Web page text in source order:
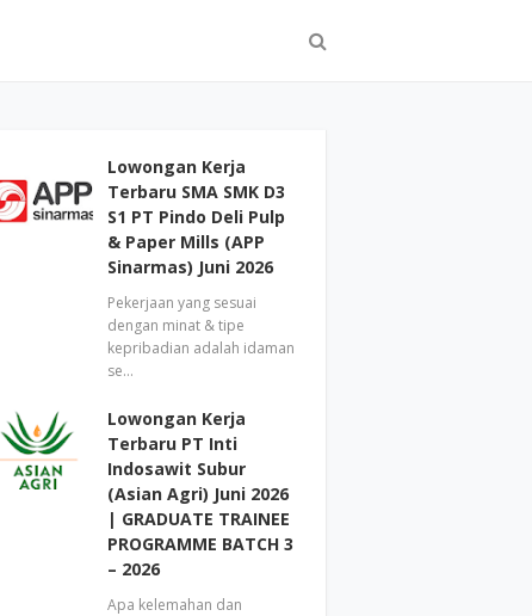
Lowongan Kerja
Terbaru SMA SMK D3
S1 PT Pindo Deli Pulp
& Paper Mills (APP
Sinarmas) Juni 2026
Pekerjaan yang sesuai
dengan minat & tipe
kepribadian adalah idaman
se…
Lowongan Kerja
Terbaru PT Inti
Indosawit Subur
(Asian Agri) Juni 2026
| GRADUATE TRAINEE
PROGRAMME BATCH 3
– 2026
Apa kelemahan dan